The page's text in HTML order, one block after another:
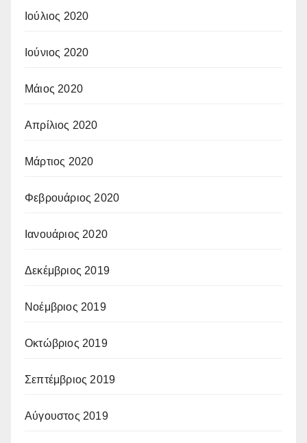
Ιούλιος 2020
Ιούνιος 2020
Μάιος 2020
Απρίλιος 2020
Μάρτιος 2020
Φεβρουάριος 2020
Ιανουάριος 2020
Δεκέμβριος 2019
Νοέμβριος 2019
Οκτώβριος 2019
Σεπτέμβριος 2019
Αύγουστος 2019